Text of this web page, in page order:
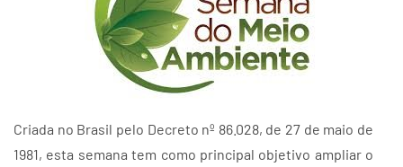
Criada no Brasil pelo Decreto nº 86.028, de 27 de maio de
1981, esta semana tem como principal objetivo ampliar o